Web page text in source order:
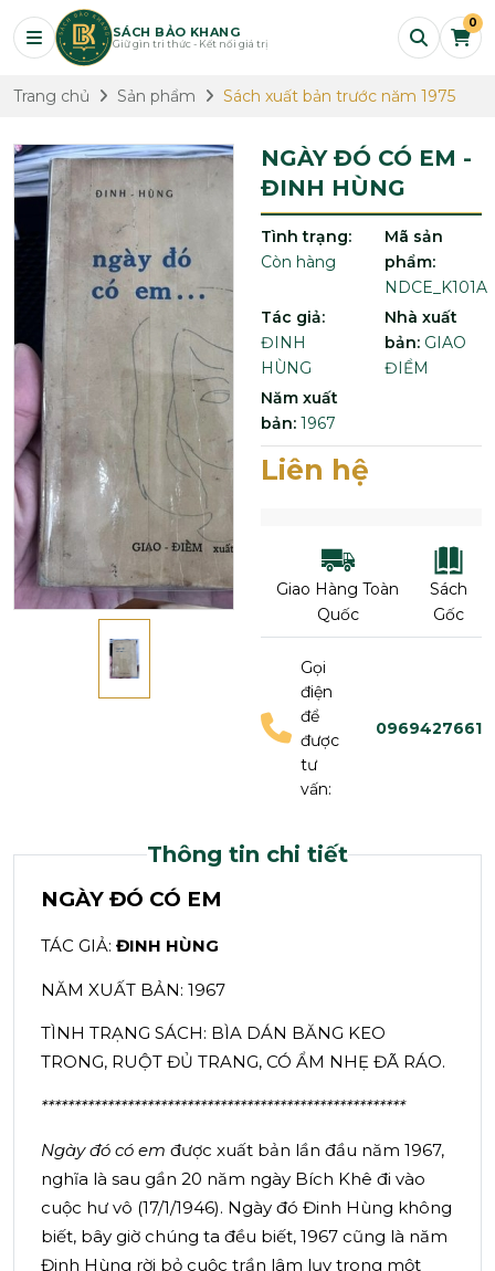
SÁCH BẢO KHANG
Giữ gìn tri thức - Kết nối giá trị
0
Trang chủ Sản phẩm Sách xuất bản trước năm 1975
NGÀY ĐÓ CÓ EM -
ĐINH HÙNG
Tình trạng:
Còn hàng
Mã sản
phẩm:
NDCE_K101A
Tác giả:
ĐINH
HÙNG
Nhà xuất
bản: GIAO
ĐIỂM
Năm xuất
bản: 1967
Liên hệ
Giao Hàng Toàn
Quốc
Sách
Gốc
Gọi
điện
để
được
tư
vấn:
0969427661
Thông tin chi tiết
NGÀY ĐÓ CÓ EM
TÁC GIẢ: ĐINH HÙNG
NĂM XUẤT BẢN: 1967
TÌNH TRẠNG SÁCH: BÌA DÁN BĂNG KEO
TRONG, RUỘT ĐỦ TRANG, CÓ ẨM NHẸ ĐÃ RÁO.
*******************************************************
Ngày đó có em được xuất bản lần đầu năm 1967,
nghĩa là sau gần 20 năm ngày Bích Khê đi vào
cuộc hư vô (17/1/1946). Ngày đó Đinh Hùng không
biết, bây giờ chúng ta đều biết, 1967 cũng là năm
Đinh Hùng rời bỏ cuộc trần lâm lụy trong một